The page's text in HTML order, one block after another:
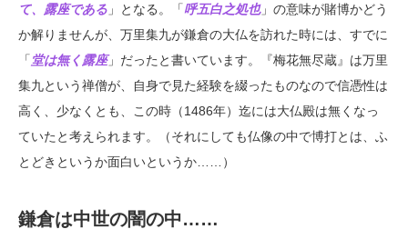
て、露座である 」となる。「呼五白之処也」の意味が賭博かどう
か解りませんが、万里集九が鎌倉の大仏を訪れた時には、すでに
「堂は無く露座」だったと書いています。『梅花無尽蔵』は万里
集九という禅僧が、自身で見た経験を綴ったものなので信憑性は
高く、少なくとも、この時（1486年）迄には大仏殿は無くなっ
ていたと考えられます。（それにしても仏像の中で博打とは、ふ
とどきというか面白いというか……）
鎌倉は中世の闇の中……